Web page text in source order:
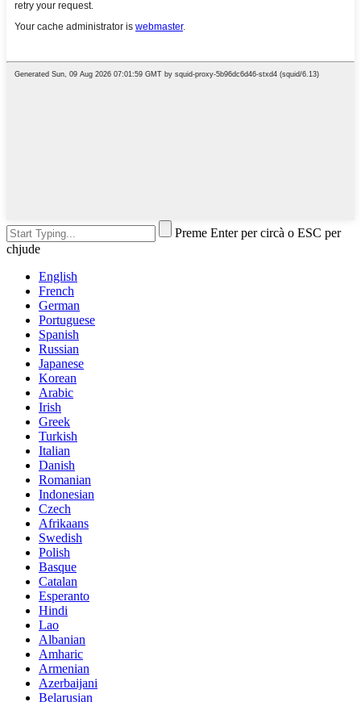
Preme Enter per circà o ESC per
chjude
English
French
German
Portuguese
Spanish
Russian
Japanese
Korean
Arabic
Irish
Greek
Turkish
Italian
Danish
Romanian
Indonesian
Czech
Afrikaans
Swedish
Polish
Basque
Catalan
Esperanto
Hindi
Lao
Albanian
Amharic
Armenian
Azerbaijani
Belarusian